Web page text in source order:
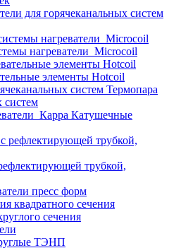
для горячеканальных систем
нагреватели_Microcoil
элементы Hotcoil
Термопара
систем
Катушечные
трубкой,
пресс форм
квадратного сечения
сечения
ТЭНП